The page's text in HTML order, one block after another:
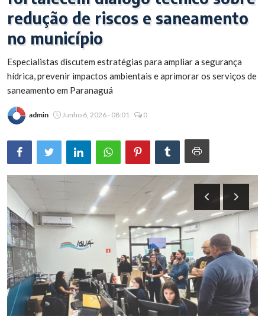
Brasil
redução de riscos e saneamento
no município
Especialistas discutem estratégias para ampliar a segurança
hídrica, prevenir impactos ambientais e aprimorar os serviços de
saneamento em Paranaguá
admin Junho 6, 2026 - 08:01 0